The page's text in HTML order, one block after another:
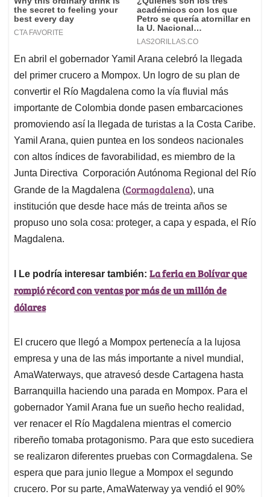
En abril el gobernador Yamil Arana celebró la llegada
del primer crucero a Mompox. Un logro de su plan de
convertir el Río Magdalena como la vía fluvial más
importante de Colombia donde pasen embarcaciones
promoviendo así la llegada de turistas a la Costa Caribe.
Yamil Arana, quien puntea en los sondeos nacionales
con altos índices de favorabilidad, es miembro de la
Junta Directiva Corporación Autónoma Regional del Río
Grande de la Magdalena (Cormagdalena), una
institución que desde hace más de treinta años se
propuso uno sola cosa: proteger, a capa y espada, el Río
Magdalena.
l Le podría interesar también: La feria en Bolívar que
rompió récord con ventas por más de un millón de
dólares
El crucero que llegó a Mompox pertenecía a la lujosa
empresa y una de las más importante a nivel mundial,
AmaWaterways, que atravesó desde Cartagena hasta
Barranquilla haciendo una parada en Mompox. Para el
gobernador Yamil Arana fue un sueño hecho realidad,
ver renacer el Río Magdalena mientras el comercio
ribereño tomaba protagonismo. Para que esto sucediera
se realizaron diferentes pruebas con Cormagdalena. Se
espera que para junio llegue a Mompox el segundo
crucero. Por su parte, AmaWaterway ya vendió el 90%